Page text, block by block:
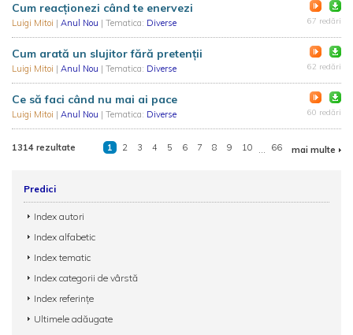
Cum reacționezi când te enervezi
Luigi Mitoi | Anul Nou | Tematica: Diverse 67 redări
Cum arată un slujitor fără pretenții
Luigi Mitoi | Anul Nou | Tematica: Diverse 62 redări
Ce să faci când nu mai ai pace
Luigi Mitoi | Anul Nou | Tematica: Diverse 60 redări
1314 rezultate 1 2 3 4 5 6 7 8 9 10 ... 66 mai multe
Predici
Index autori
Index alfabetic
Index tematic
Index categorii de vârstă
Index referințe
Ultimele adăugate